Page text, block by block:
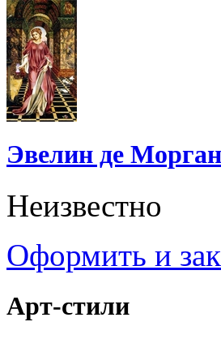
Эвелин де
Неизвестно
Оформить и
Арт-стили